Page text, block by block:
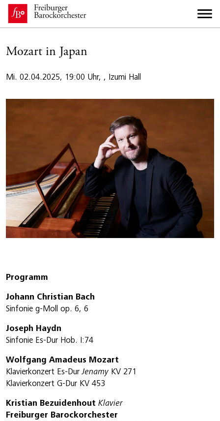
Mozart in Japan
Mi. 02.04.2025, 19:00 Uhr, , Izumi Hall
Programm
Johann Christian Bach
Sinfonie g-Moll op. 6, 6
Joseph Haydn
Sinfonie Es-Dur Hob. I:74
Wolfgang Amadeus Mozart
Klavierkonzert Es-DurJenamy KV 271
Klavierkonzert G-Dur KV 453
Kristian Bezuidenhout Klavier
Freiburger Barockorchester